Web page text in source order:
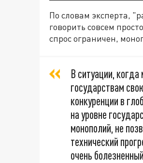
По словам эксперта,
говорить совсем
спрос ограничен,
В ситуации,
государствам
конкуренции в
на уровне
монополий, не
технический
очень